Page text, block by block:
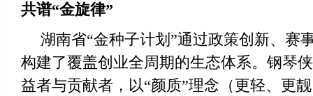
共谱“金旋律”
湖南省“金种子计划”通过政策创新、赛
构建了覆盖创业全周期的生态体系。钢琴
益者与贡献者，以“颜质”理念（更轻、更